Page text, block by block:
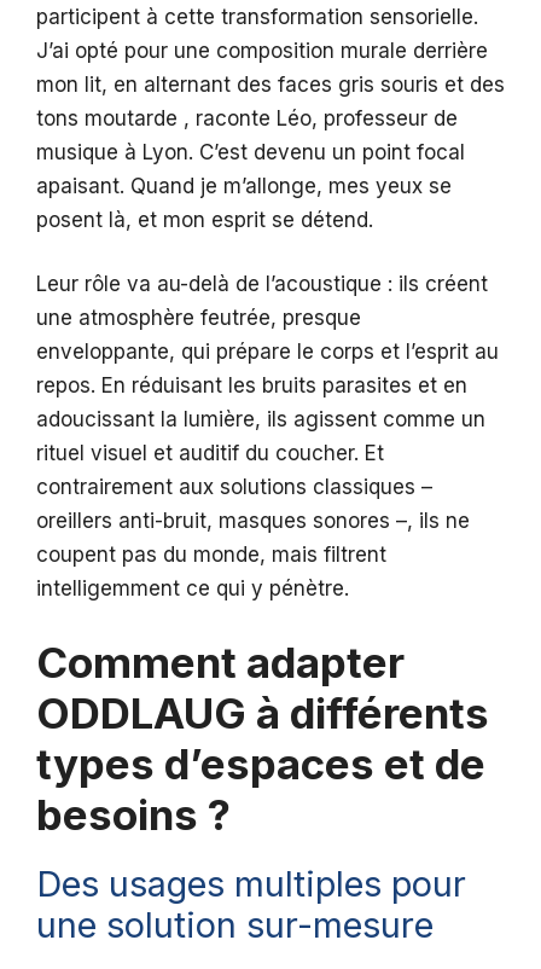
participent à cette transformation sensorielle.
J’ai opté pour une composition murale derrière
mon lit, en alternant des faces gris souris et des
tons moutarde , raconte Léo, professeur de
musique à Lyon. C’est devenu un point focal
apaisant. Quand je m’allonge, mes yeux se
posent là, et mon esprit se détend.
Leur rôle va au-delà de l’acoustique : ils créent
une atmosphère feutrée, presque
enveloppante, qui prépare le corps et l’esprit au
repos. En réduisant les bruits parasites et en
adoucissant la lumière, ils agissent comme un
rituel visuel et auditif du coucher. Et
contrairement aux solutions classiques –
oreillers anti-bruit, masques sonores –, ils ne
coupent pas du monde, mais filtrent
intelligemment ce qui y pénètre.
Comment adapter
ODDLAUG à différents
types d’espaces et de
besoins ?
Des usages multiples pour
une solution sur-mesure